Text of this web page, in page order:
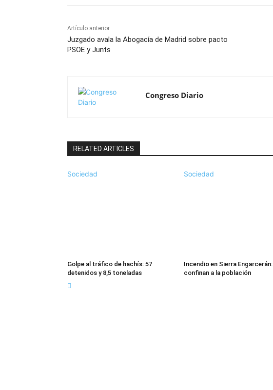
Artículo anterior
Juzgado avala la Abogacía de Madrid sobre pacto
PSOE y Junts
Congreso Diario
RELATED ARTICLES
Sociedad
Golpe al tráfico de hachís: 57
detenidos y 8,5 toneladas
Sociedad
Incendio en Sierra Engarcerán:
confinan a la población